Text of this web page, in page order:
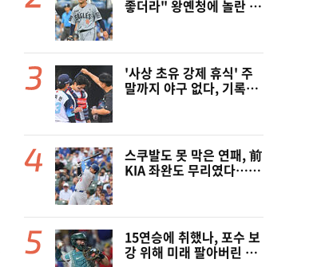
좋더라" 왕옌청에 놀란 국
아지고 안정감 생겼다"
[오!쎈 대구]
'사상 초유 강제 휴식' 주
말까지 야구 없다, 기록적
개시 [공식발표]
스쿠발도 못 막은 연패, 前
KIA 좌완도 무리였다…다
[LAD 리뷰]
15연승에 취했나, 포수 보
강 위해 미래 팔아버린 보